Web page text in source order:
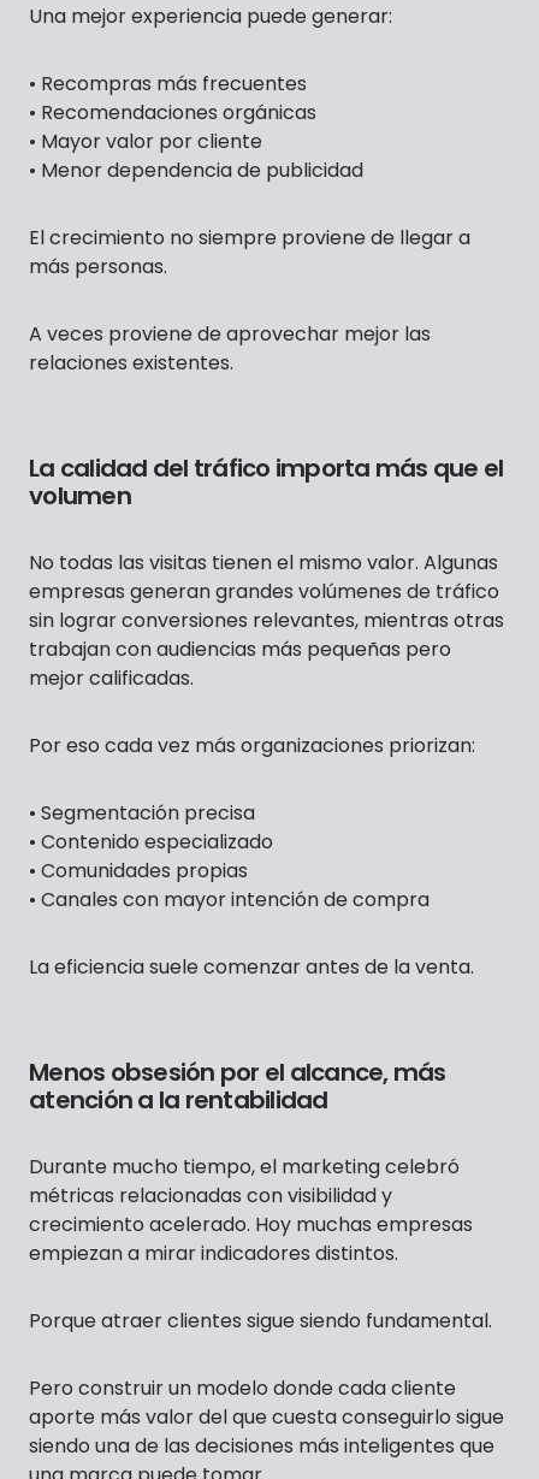
Una mejor experiencia puede generar:
• Recompras más frecuentes
• Recomendaciones orgánicas
• Mayor valor por cliente
• Menor dependencia de publicidad
El crecimiento no siempre proviene de llegar a
más personas.
A veces proviene de aprovechar mejor las
relaciones existentes.
La calidad del tráfico importa más que el
volumen
No todas las visitas tienen el mismo valor. Algunas
empresas generan grandes volúmenes de tráfico
sin lograr conversiones relevantes, mientras otras
trabajan con audiencias más pequeñas pero
mejor calificadas.
Por eso cada vez más organizaciones priorizan:
• Segmentación precisa
• Contenido especializado
• Comunidades propias
• Canales con mayor intención de compra
La eficiencia suele comenzar antes de la venta.
Menos obsesión por el alcance, más
atención a la rentabilidad
Durante mucho tiempo, el marketing celebró
métricas relacionadas con visibilidad y
crecimiento acelerado. Hoy muchas empresas
empiezan a mirar indicadores distintos.
Porque atraer clientes sigue siendo fundamental.
Pero construir un modelo donde cada cliente
aporte más valor del que cuesta conseguirlo sigue
siendo una de las decisiones más inteligentes que